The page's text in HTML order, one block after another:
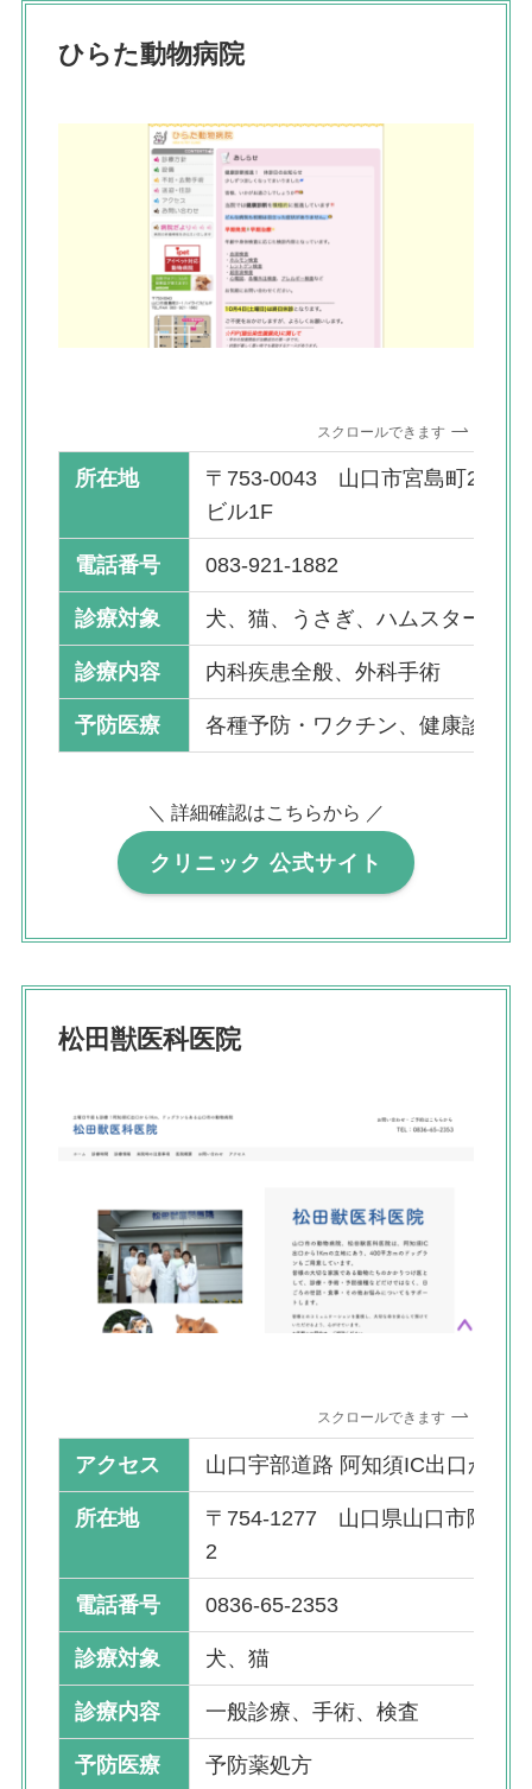
ひらた動物病院
スクロールできます
所在地
〒753-0043 山口市宮島町2-1
ビル1F
電話番号 083-921-1882
診療対象 犬、猫、うさぎ、ハムスターなど
診療内容 内科疾患全般、外科手術
予防医療 各種予防・ワクチン、健康診断
＼ 詳細確認はこちらから ／
クリニック 公式サイト
松田獣医科医院
スクロールできます
アクセス 山口宇部道路 阿知須IC出口から
所在地
〒754-1277 山口県山口市阿知
2
電話番号 0836-65-2353
診療対象 犬、猫
診療内容 一般診療、手術、検査
予防医療 予防薬処方